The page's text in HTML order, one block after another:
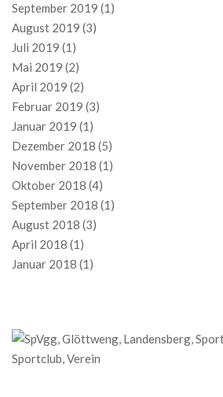
September 2019 (1)
August 2019 (3)
Juli 2019 (1)
Mai 2019 (2)
April 2019 (2)
Februar 2019 (3)
Januar 2019 (1)
Dezember 2018 (5)
November 2018 (1)
Oktober 2018 (4)
September 2018 (1)
August 2018 (3)
April 2018 (1)
Januar 2018 (1)